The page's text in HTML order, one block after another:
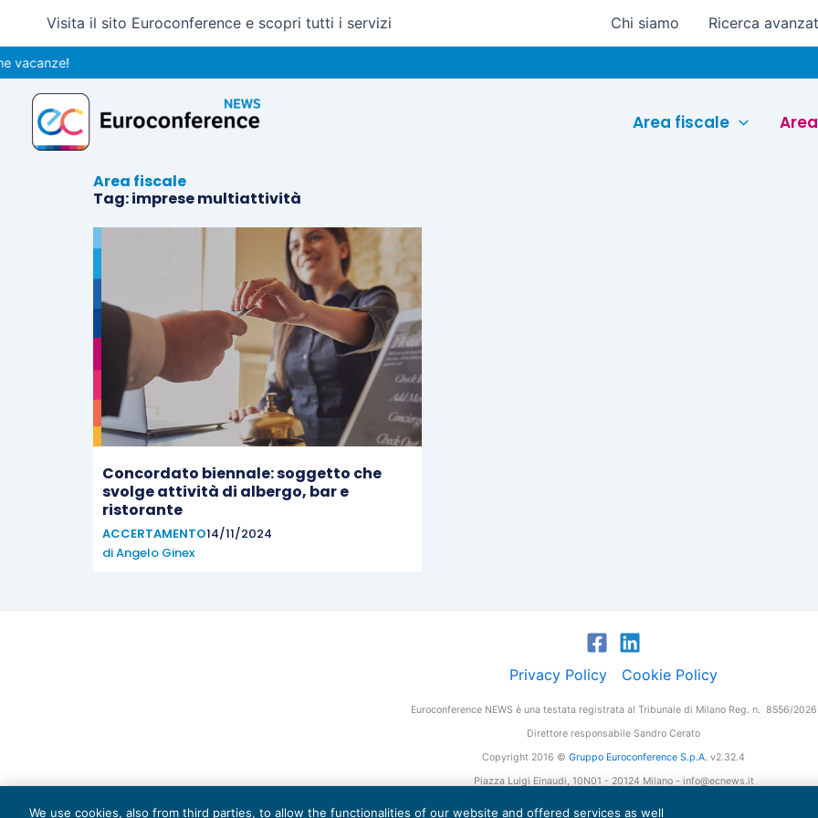
contenuto
Visita il sito Euroconference e scopri tutti i servizi Chi siamo Ricerca
Area fiscale
Area fiscale
Tag: imprese multiattività
Concordato biennale: soggetto che
svolge attività di albergo, bar e
ristorante
ACCERTAMENTO14/11/2024
diAngelo Ginex
Privacy Policy Cookie Policy
Euroconference NEWS è una testata registrata al Tribunale di Milano Reg. n. 8556/2026
Direttore responsabile Sandro Cerato
Copyright 2016 © Gruppo Euroconference S.p.A. v2.32.4
Piazza Luigi Einaudi, 10N01 - 20124 Milano - info@ecnews.it
We use cookies, also from third parties, to allow the functionalities of our website and offered services as well